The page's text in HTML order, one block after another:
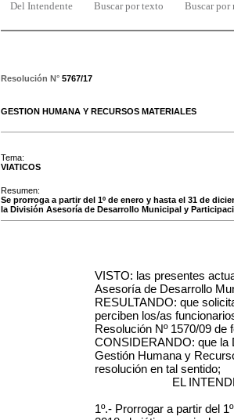
Del Intendente Buscar por texto Buscar por
Resolución N° 5767/17
GESTION HUMANA Y RECURSOS MATERIALES
Tema:
VIATICOS
Resumen:
Se prorroga a partir del 1º de enero y hasta el 31 de
la División Asesoría de Desarrollo Municipal y
VISTO: las presentes
Asesoría de Desarrollo
RESULTANDO: que
perciben los/as
Resolución Nº 1570/09 de
CONSIDERANDO: que la
Gestión Humana y
resolución en tal sentido;
EL
1º.- Prorrogar a partir del